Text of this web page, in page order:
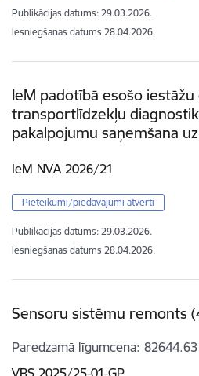
Publikācijas datums: 29.03.2026.
Iesniegšanas datums 28.04.2026.
IeM padotībā esošo
transportlīdzekļu
pakalpojumu saņemšana
IeM NVA 2026/21
Pieteikumi/piedāvājumi atvērti
Publikācijas datums: 29.03.2026.
Iesniegšanas datums 28.04.2026.
Sensoru sistēmu remonts
Paredzamā līgumcena 82644.63
VRS 2025/25-01-GP